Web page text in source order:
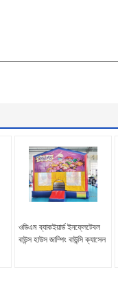
ওডিএম ব্যাকইয়ার্ড ইনফ্লেটেবল
বাউন্স হাউস জাম্পিং বাউন্সি ক্যাসেল